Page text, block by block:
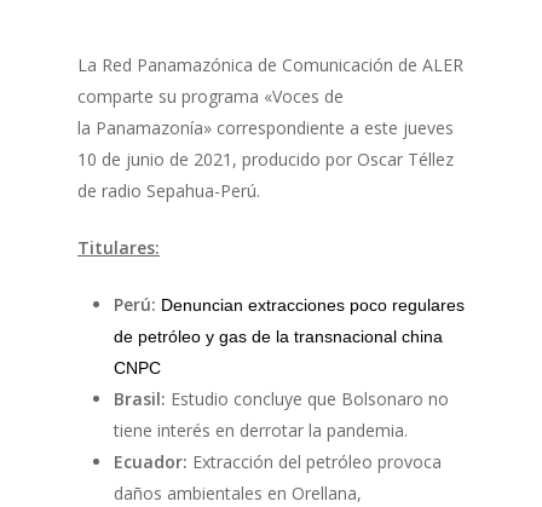
La Red Panamazónica de Comunicación de ALER
comparte su programa «Voces de
la Panamazonía» correspondiente a este jueves
10 de junio de 2021, producido por Oscar Téllez
de radio Sepahua-Perú.
Titulares:
Perú: Denuncian extracciones poco regulares
de petróleo y gas de la transnacional china
CNPC
Brasil: Estudio concluye que Bolsonaro no
tiene interés en derrotar la pandemia.
Ecuador: Extracción del petróleo provoca
daños ambientales en Orellana,